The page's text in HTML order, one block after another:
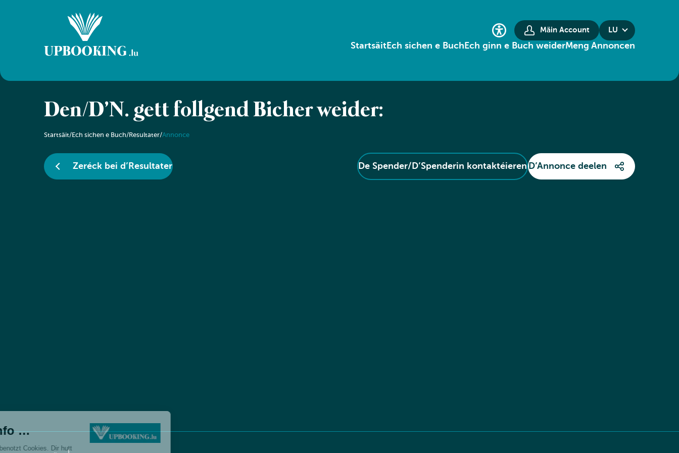
Mäin Account LU
StartsäitEch sichen e Buch Ech ginn e Buch weiderMeng Annoncen
Den/D’N. gëtt follgend Bicher weider:
Startsäit/Ech sichen e Buch/Resultater/Annonce
Zeréck bei d’Resultater De Spender/D’Spenderin kontaktéieren D’Annonce deelen